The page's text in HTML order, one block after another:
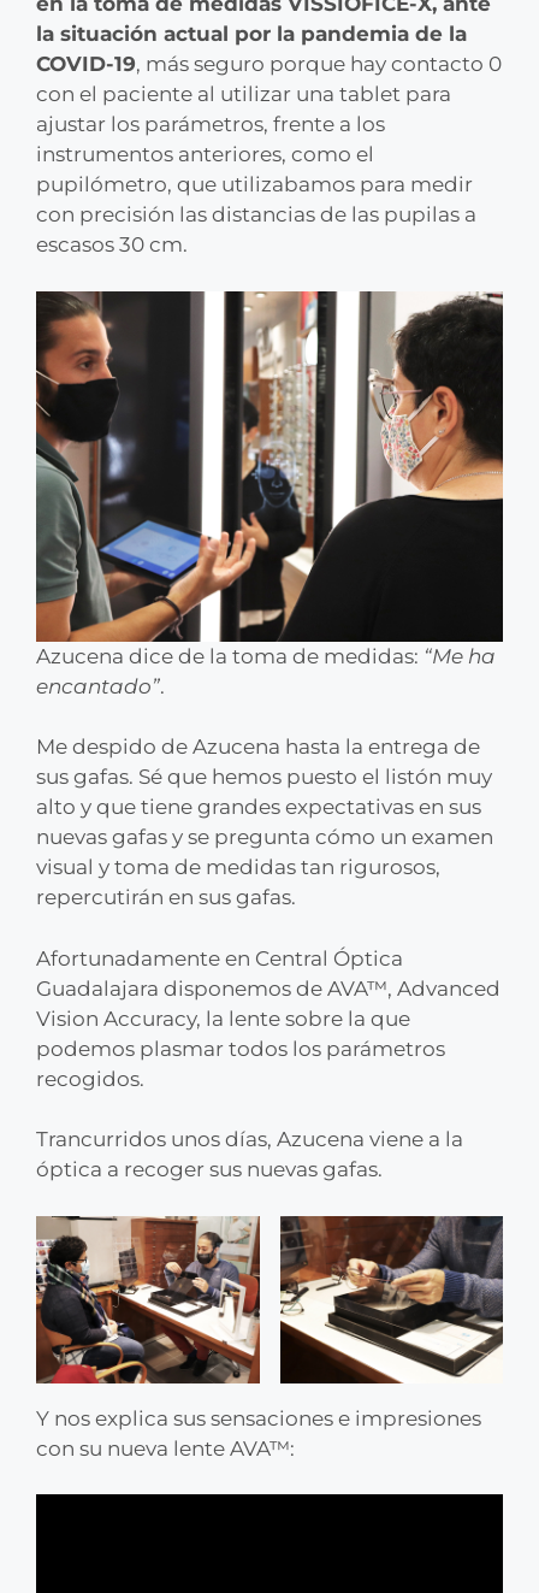
la situación actual por la pandemia de la
COVID-19, más seguro porque hay contacto 0
con el paciente al utilizar una tablet para
ajustar los parámetros, frente a los
instrumentos anteriores, como el
pupilómetro, que utilizabamos para medir
con precisión las distancias de las pupilas a
escasos 30 cm.
Azucena dice de la toma de medidas: “Me ha
encantado”.
Me despido de Azucena hasta la entrega de
sus gafas. Sé que hemos puesto el listón muy
alto y que tiene grandes expectativas en sus
nuevas gafas y se pregunta cómo un examen
visual y toma de medidas tan rigurosos,
repercutirán en sus gafas.
Afortunadamente en Central Óptica
Guadalajara disponemos de AVA™, Advanced
Vision Accuracy, la lente sobre la que
podemos plasmar todos los parámetros
recogidos.
Trancurridos unos días, Azucena viene a la
óptica a recoger sus nuevas gafas.
Y nos explica sus sensaciones e impresiones
con su nueva lente AVA™: